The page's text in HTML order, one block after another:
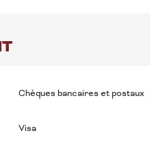
Chèques bancaires et postaux
Visa